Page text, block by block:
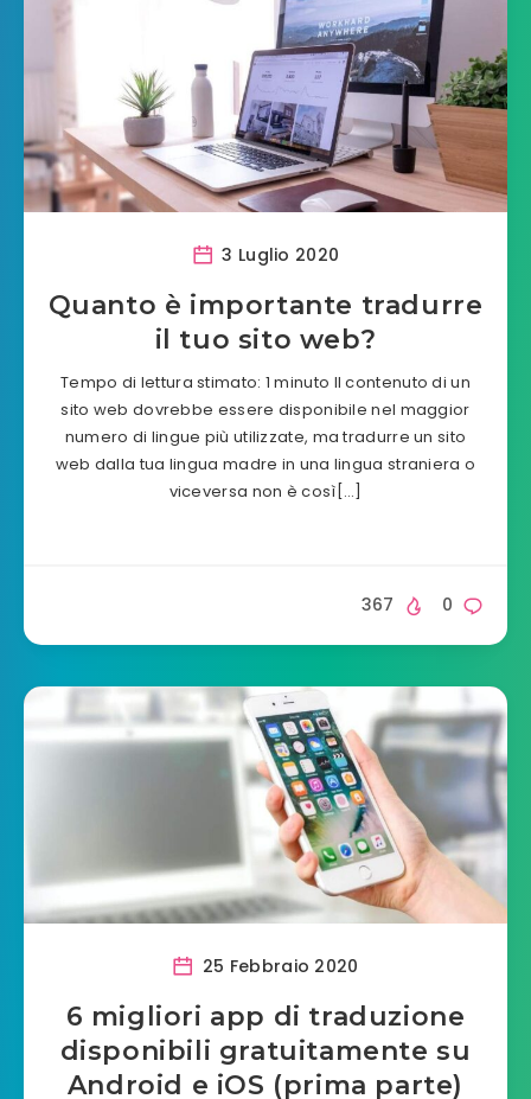
3 Luglio 2020
Quanto è importante tradurre
il tuo sito web?
Tempo di lettura stimato: 1 minuto Il contenuto di un
sito web dovrebbe essere disponibile nel maggior
numero di lingue più utilizzate, ma tradurre un sito
web dalla tua lingua madre in una lingua straniera o
viceversa non è così[…]
0
367
25 Febbraio 2020
6 migliori app di traduzione
disponibili gratuitamente su
Android e iOS (prima parte)